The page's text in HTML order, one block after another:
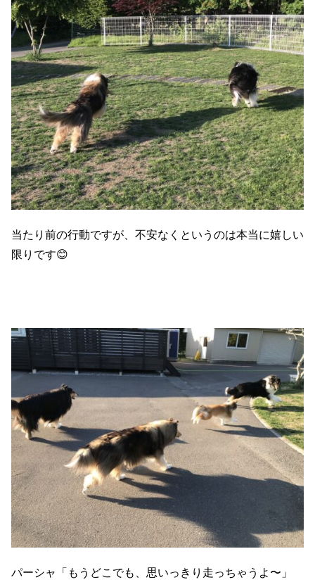
当たり前の行動ですが、不安なくというのは本当に嬉しい
限りです😊
パーシャ「もうどこでも、思いっきり走っちゃうよ〜」